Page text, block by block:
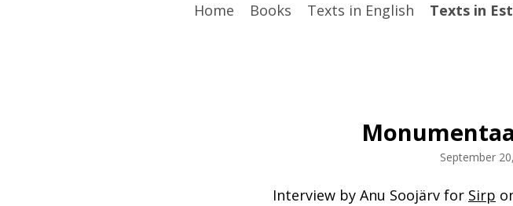
Home Books Texts in English Texts in
September
Interview by Anu Soojärv for Sirp